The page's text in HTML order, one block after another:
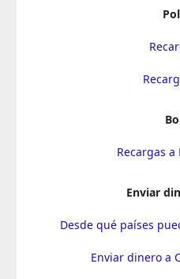
Recargas
Enviar
Desde qué países
Enviar dinero a